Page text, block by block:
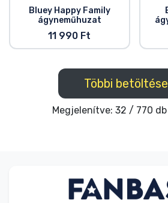
Bluey Happy Family
ágyneműhuzat
11 990 Ft
Többi betöltése
Megjelenítve: 32 / 770